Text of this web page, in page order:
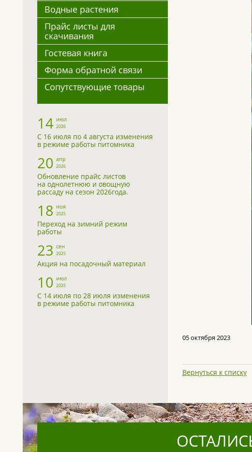
Водные растения
Прайс листы для
скачивания
Гостевая книга
Форма обратной связи
Сопутствующие товары
14 июл
2026
С 16 июля по 4 августа изменения
в режиме работы питомника
20 апр
2026
Обновление прайс листов
на однолетнюю и овощную
рассаду на сезон 2026года.
18 ноя
2025
Переход на зимний режим
работы
23 сен
2025
Акция на посадочный материал
10 июл
2025
С 14 июля по 28 июля изменения
в режиме работы питомника
05 октября 2023
Вернуться к списку